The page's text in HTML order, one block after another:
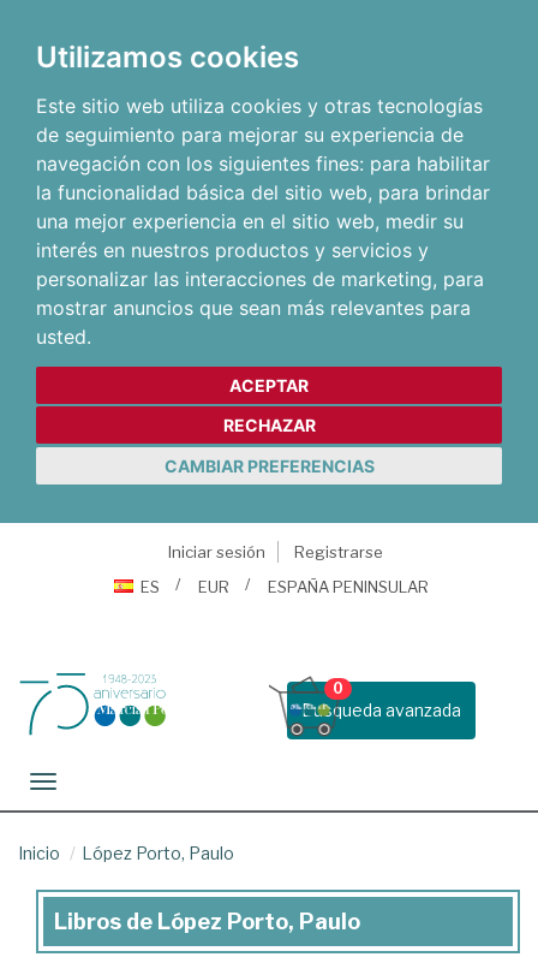
Utilizamos cookies
Este sitio web utiliza cookies y otras tecnologías
de seguimiento para mejorar su experiencia de
navegación con los siguientes fines: para habilitar
la funcionalidad básica del sitio web, para brindar
una mejor experiencia en el sitio web, medir su
interés en nuestros productos y servicios y
personalizar las interacciones de marketing, para
mostrar anuncios que sean más relevantes para
usted.
ACEPTAR
RECHAZAR
CAMBIAR PREFERENCIAS
Iniciar sesión
Registrarse
ES
EUR ESPAÑA PENINSULAR
Busqueda avanzada
0
Toggle navigation
Inicio López Porto, Paulo
Libros
Libros de López Porto, Paulo